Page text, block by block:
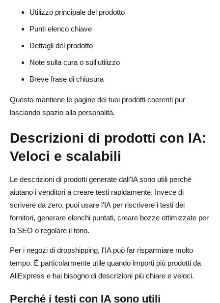
Utilizzo principale del prodotto
Punti elenco chiave
Dettagli del prodotto
Note sulla cura o sull'utilizzo
Breve frase di chiusura
Questo mantiene le pagine dei tuoi prodotti coerenti pur
lasciando spazio alla personalità.
Descrizioni di prodotti con IA:
Veloci e scalabili
Le descrizioni di prodotti generate dall'IA sono utili perché
aiutano i venditori a creare testi rapidamente. Invece di
scrivere da zero, puoi usare l'IA per riscrivere i testi dei
fornitori, generare elenchi puntati, creare bozze ottimizzate per
la SEO o regolare il tono.
Per i negozi di dropshipping, l'IA può far risparmiare molto
tempo. È particolarmente utile quando importi più prodotti da
AliExpress e hai bisogno di descrizioni più chiare e veloci.
Perché i testi con IA sono utili